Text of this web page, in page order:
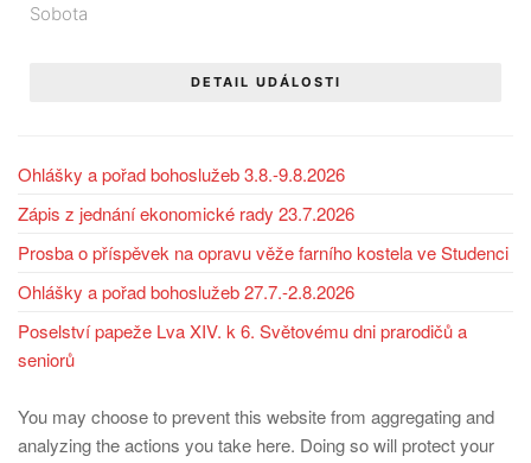
Sobota
DETAIL UDÁLOSTI
Ohlášky a pořad bohoslužeb 3.8.-9.8.2026
Zápis z jednání ekonomické rady 23.7.2026
Prosba o příspěvek na opravu věže farního kostela ve Studenci
Ohlášky a pořad bohoslužeb 27.7.-2.8.2026
Poselství papeže Lva XIV. k 6. Světovému dni prarodičů a
seniorů
You may choose to prevent this website from aggregating and
analyzing the actions you take here. Doing so will protect your